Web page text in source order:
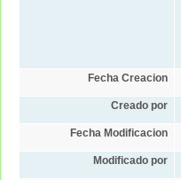
Fecha Creacion
Creado por
Fecha Modificacion
Modificado por